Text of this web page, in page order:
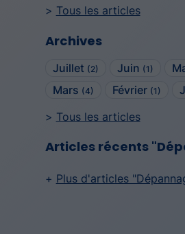
Tous les articles
Archives
Juillet (2) Juin (1)
Mars (4) Février (1)
Tous les articles
Articles récents
Plus d'articles